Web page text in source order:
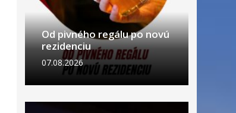
Od pivného regálu po novú
rezidenciu
07.08.2026